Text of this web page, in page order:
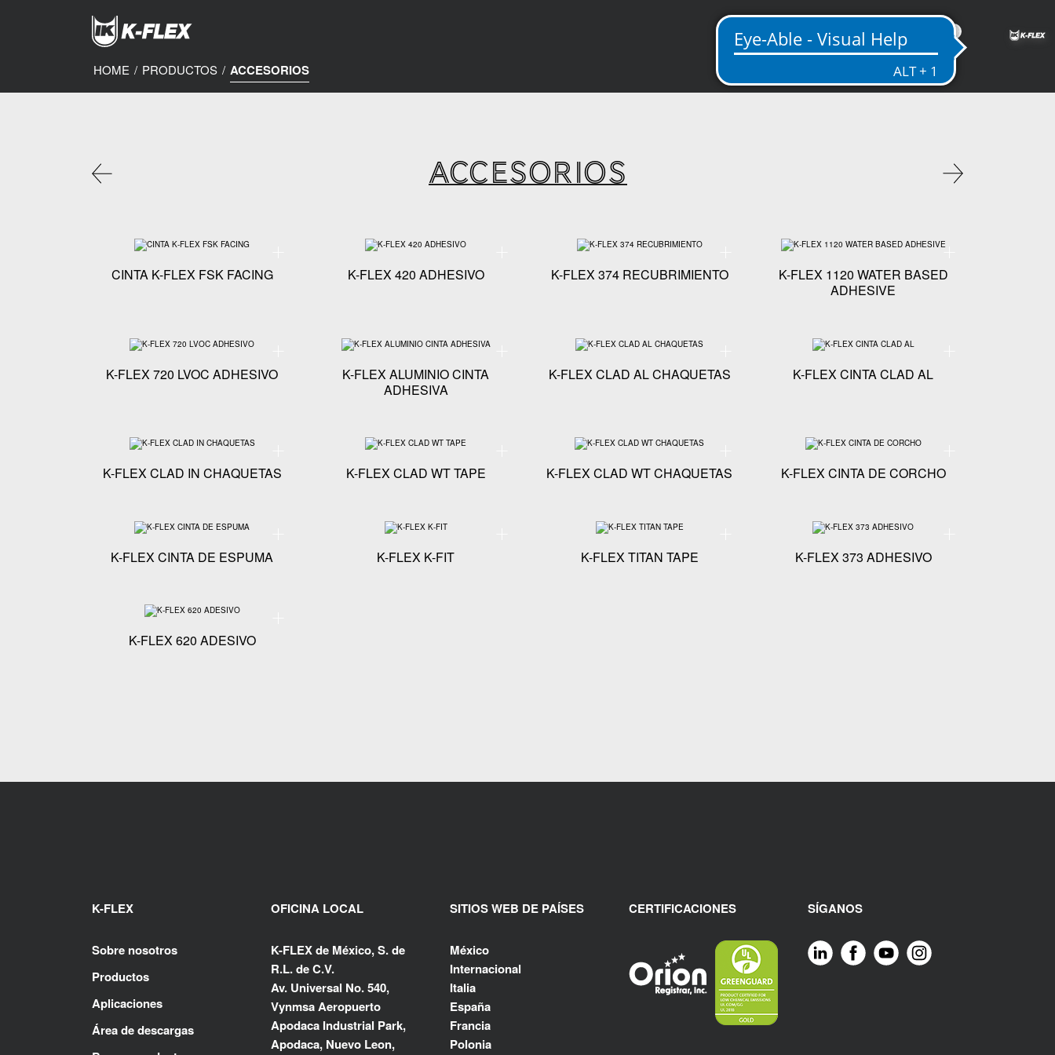
MX
HOME / PRODUCTOS / ACCESORIOS
ACCESORIOS
CINTA K-FLEX FSK FACING
Especificaciones técnicas - CINTA K-FLEX FSK FACING
K-FLEX 420 ADHESIVO
Especificaciones técnicas - K-FLEX 420 ADHESIVO
K-FLEX 374 RECUBRIMIENTO
Especificaciones técnicas - K-FLEX 374 RECUBRIMIENTO
K-FLEX 1120 WATER BASED
ADHESIVE
K-FLEX 720 LVOC ADHESIVO
Especificaciones técnicas - K-FLEX 720 LVOC ADHESIVO
K-FLEX ALUMINIO CINTA
ADHESIVA
Especificaciones técnicas - K-FLEX ALUMINIO CINTA ADHESIVA
K-FLEX CLAD AL CHAQUETAS
Especificaciones técnicas - K-FLEX CLAD AL CHAQUETAS
K-FLEX CINTA CLAD AL
K-FLEX CLAD IN CHAQUETAS
Especificaciones técnicas - K-FLEX CLAD IN CHAQUETAS
K-FLEX CLAD WT TAPE
Especificaciones técnicas - K-FLEX CLAD WT TAPE
K-FLEX CLAD WT CHAQUETAS
Especificaciones técnicas - K-FLEX CLAD WT CHAQUETAS
K-FLEX CINTA DE CORCHO
K-FLEX CINTA DE ESPUMA
Especificaciones técnicas - K-FLEX CINTA DE ESPUMA
K-FLEX K-FIT
Especificaciones técnicas - K-FLEX K-FIT
K-FLEX TITAN TAPE
Especificaciones técnicas - K-FLEX TITAN TAPE
K-FLEX 373 ADHESIVO
K-FLEX 620 ADESIVO
K-FLEX
Sobre nosotros
Productos
Aplicaciones
Área de descargas
OFICINA LOCAL
K-FLEX de México, S. de
R.L. de C.V.
Av. Universal No. 540,
Vynmsa Aeropuerto
Apodaca Industrial Park,
Apodaca, Nuevo Leon,
SITIOS WEB DE PAÍSES
México
Internacional
Italia
España
Francia
Polonia
CERTIFICACIONES SÍGANOS